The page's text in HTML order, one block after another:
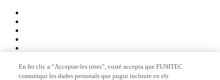
En fer clic a “Acceptar-les totes”, vostè accepta que FUNITEC
comuniqui les dades personals que pugui incloure en els